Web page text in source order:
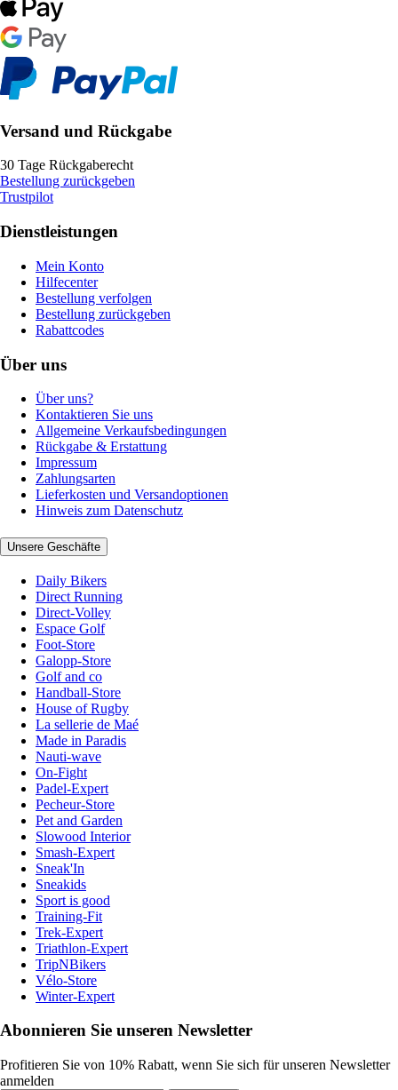
Versand und Rückgabe
30 Tage Rückgaberecht
Bestellung zurückgeben
Trustpilot
Dienstleistungen
Mein Konto
Hilfecenter
Bestellung verfolgen
Bestellung zurückgeben
Rabattcodes
Über uns
Über uns?
Kontaktieren Sie uns
Allgemeine Verkaufsbedingungen
Rückgabe & Erstattung
Impressum
Zahlungsarten
Lieferkosten und Versandoptionen
Hinweis zum Datenschutz
Unsere Geschäfte
Daily Bikers
Direct Running
Direct-Volley
Espace Golf
Foot-Store
Galopp-Store
Golf and co
Handball-Store
House of Rugby
La sellerie de Maé
Made in Paradis
Nauti-wave
On-Fight
Padel-Expert
Pecheur-Store
Pet and Garden
Slowood Interior
Smash-Expert
Sneak'In
Sneakids
Sport is good
Training-Fit
Trek-Expert
Triathlon-Expert
TripNBikers
Vélo-Store
Winter-Expert
Abonnieren Sie unseren Newsletter
Profitieren Sie von 10% Rabatt, wenn Sie sich für unseren Newsletter
anmelden